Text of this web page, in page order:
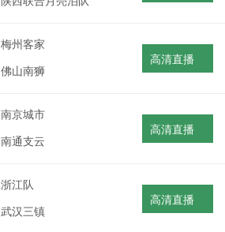
梅州客家
佛山南狮
高清直播
南京城市
南通支云
高清直播
浙江队
武汉三镇
高清直播